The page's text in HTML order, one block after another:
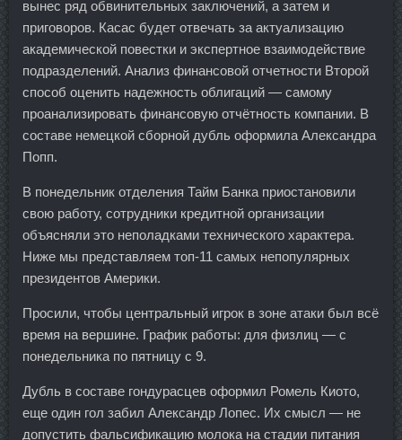
вынес ряд обвинительных заключений, а затем и
приговоров. Касас будет отвечать за актуализацию
академической повестки и экспертное взаимодействие
подразделений. Анализ финансовой отчетности Второй
способ оценить надежность облигаций — самому
проанализировать финансовую отчётность компании. В
составе немецкой сборной дубль оформила Александра
Попп.
В понедельник отделения Тайм Банка приостановили
свою работу, сотрудники кредитной организации
объясняли это неполадками технического характера.
Ниже мы представляем топ-11 самых непопулярных
президентов Америки.
Просили, чтобы центральный игрок в зоне атаки был всё
время на вершине. График работы: для физлиц — с
понедельника по пятницу с 9.
Дубль в составе гондурасцев оформил Ромель Киото,
еще один гол забил Александр Лопес. Их смысл — не
допустить фальсификацию молока на стадии питания